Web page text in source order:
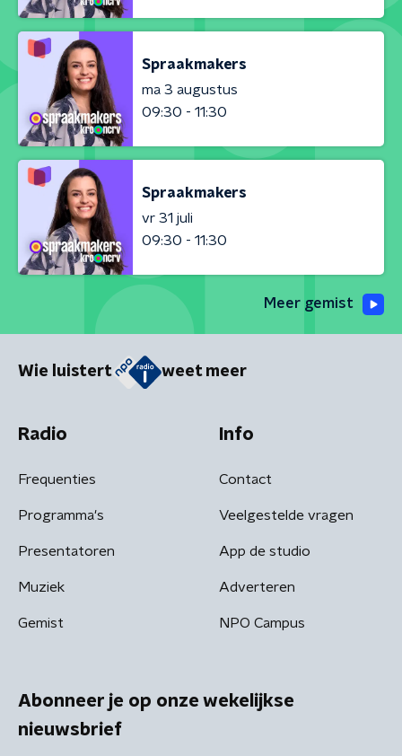
Spraakmakers
ma 3 augustus
09:30 - 11:30
Spraakmakers
vr 31 juli
09:30 - 11:30
Meer gemist
Wie luistert weet meer
Radio
Frequenties
Programma's
Presentatoren
Muziek
Gemist
Info
Contact
Veelgestelde vragen
App de studio
Adverteren
NPO Campus
Abonneer je op onze wekelijkse
nieuwsbrief